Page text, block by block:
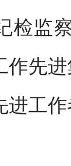
检监
作先
进工